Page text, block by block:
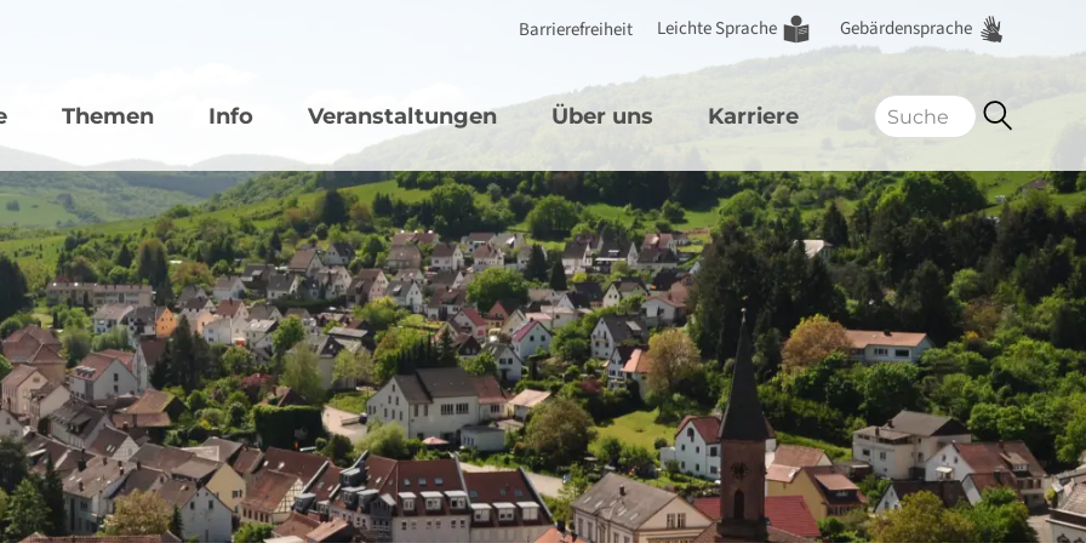
Barrierefreiheit Leichte Sprache Gebärdensprache
Themen Info Veranstaltungen Über uns Karriere